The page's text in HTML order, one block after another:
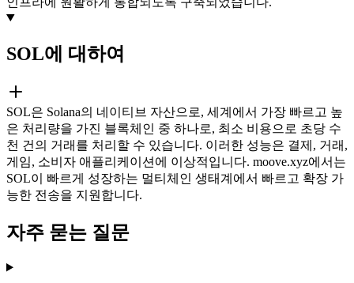
SOL에 대하여
SOL은 Solana의 네이티브 자산으로, 세계에서 가장 빠르고 높
은 처리량을 가진 블록체인 중 하나로, 최소 비용으로 초당 수
천 건의 거래를 처리할 수 있습니다. 이러한 성능은 결제, 거래,
게임, 소비자 애플리케이션에 이상적입니다. moove.xyz에서는
SOL이 빠르게 성장하는 멀티체인 생태계에서 빠르고 확장 가
능한 전송을 지원합니다.
자주 묻는 질문